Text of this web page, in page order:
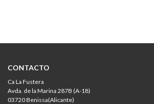
CONTACTO
Ca La Fustera
Avda. de la Marina 287B (A-18)
03720 Benissa(Alicante)